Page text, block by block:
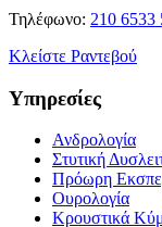
Τηλέφωνο: 210 6533
Κλείστε Ραντεβού
Υπηρεσίες
Ανδρολογία
Στυτική
Πρόωρη
Ουρολογία
Κρουστικά